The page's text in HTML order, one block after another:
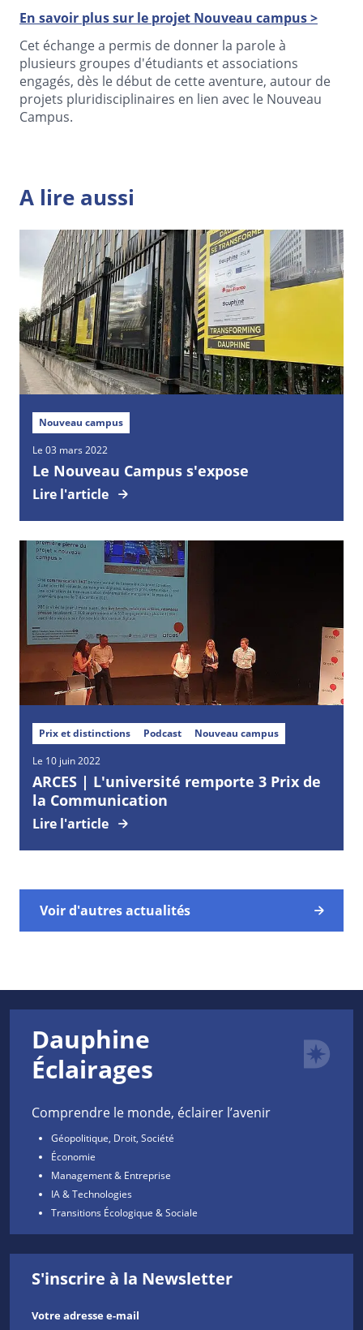
En savoir plus sur le projet Nouveau campus >
Cet échange a permis de donner la parole à
plusieurs groupes d'étudiants et associations
engagés, dès le début de cette aventure, autour de
projets pluridisciplinaires en lien avec le Nouveau
Campus.
A lire aussi
Nouveau campus
Le 03 mars 2022
Le Nouveau Campus s'expose
Lire l'article
Prix et distinctions Podcast Nouveau campus
Le 10 juin 2022
ARCES | L'université remporte 3 Prix de
la Communication
Lire l'article
Voir d'autres actualités
Dauphine
Éclairages
Comprendre le monde, éclairer l’avenir
Géopolitique, Droit, Société
Économie
Management & Entreprise
IA & Technologies
Transitions Écologique & Sociale
S'inscrire à la Newsletter
Votre adresse e-mail